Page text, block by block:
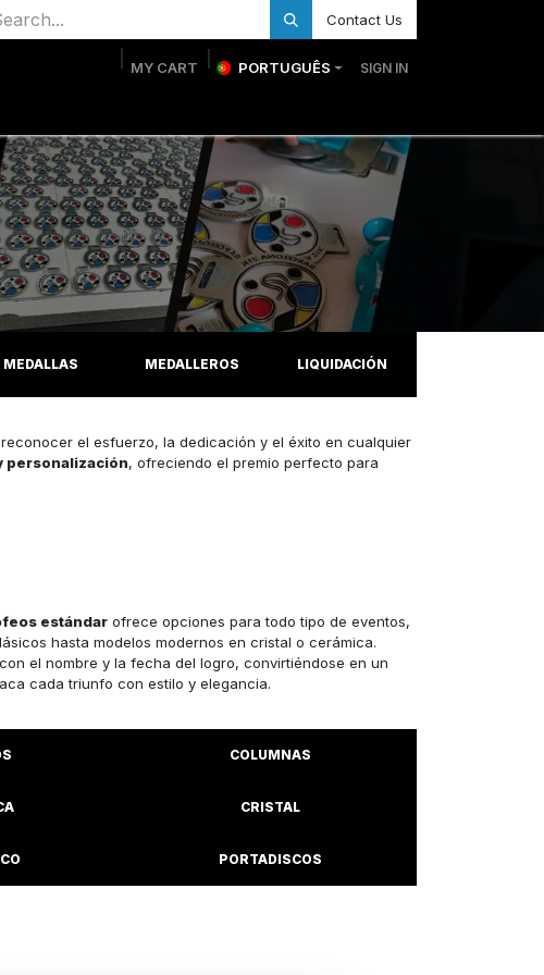
Contact Us
MY CART PORTUGUÊS SIGN IN
MEDALLAS MEDALLEROS LIQUIDACIÓN
el esfuerzo, la dedicación y el éxito en cualquier
personalización, ofreciendo el premio perfecto para
estándar ofrece opciones para todo tipo de eventos,
hasta modelos modernos en cristal o cerámica.
el nombre y la fecha del logro, convirtiéndose en un
cada triunfo con estilo y elegancia.
COLUMNAS
CRISTAL
PORTADISCOS